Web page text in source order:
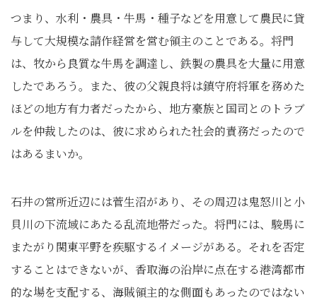
つまり、水利・農具・牛馬・種子などを用意して農民に貸
与して大規模な請作経営を営む領主のことである。将門
は、牧から良質な牛馬を調達し、鉄製の農具を大量に用意
したであろう。また、彼の父親良将は鎮守府将軍を務めた
ほどの地方有力者だったから、地方豪族と国司とのトラブ
ルを仲裁したのは、彼に求められた社会的責務だったので
はあるまいか。
石井の営所近辺には菅生沼があり、その周辺は鬼怒川と小
貝川の下流域にあたる乱流地帯だった。将門には、駿馬に
またがり関東平野を疾駆するイメージがある。それを否定
することはできないが、香取海の沿岸に点在する港湾都市
的な場を支配する、海賊領主的な側面もあったのではない